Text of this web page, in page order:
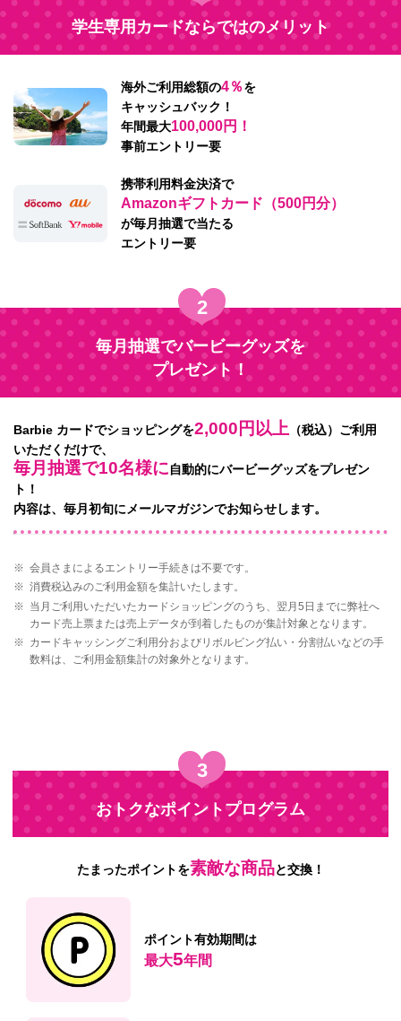
学生専用カードならではのメリット
海外ご利用総額の4％を
キャッシュバック！
年間最大100,000円！
事前エントリー要
携帯利用料金決済で
Amazonギフトカード（500円分）
が毎月抽選で当たる
エントリー要
2
毎月抽選でバービーグッズを
プレゼント！
Barbie カードでショッピングを2,000円以上 （税込）ご利用
いただくだけで、
毎月抽選で10名様に自動的にバービーグッズをプレゼン
ト！
内容は、毎月初旬にメールマガジンでお知らせします。
※ 会員さまによるエントリー手続きは不要です。
※ 消費税込みのご利用金額を集計いたします。
※ 当月ご利用いただいたカードショッピングのうち、翌月5日までに弊社へ
カード売上票または売上データが到着したものが集計対象となります。
※ カードキャッシングご利用分およびリボルビング払い・分割払いなどの手
数料は、ご利用金額集計の対象外となります。
3
おトクなポイントプログラム
たまったポイントを素敵な商品と交換！
ポイント有効期間は
最大5年間